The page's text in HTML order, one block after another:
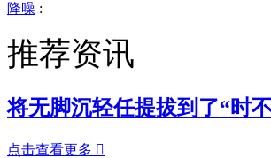
降噪 :
推荐资讯
将无脚沉轻任提拔到了“时
点击查看更多 